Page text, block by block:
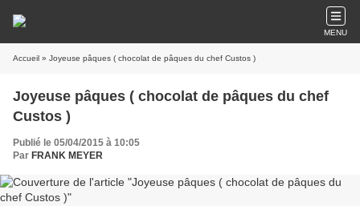
MENU
Accueil » Joyeuse pâques ( chocolat de pâques du chef Custos )
Joyeuse pâques ( chocolat de pâques du chef
Custos )
Publié le 05/04/2015 à 10:05
Par FRANK MEYER